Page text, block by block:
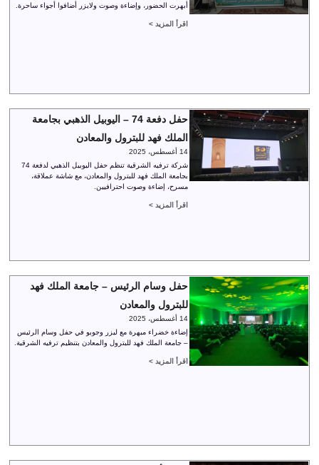
أبهرت الحضور، وإضاءة وصوت ولايزر أضافوا أجواء ساحرة.
اقرأ المزيد >
حفل دفعة 74 – اليوبيل الذهبي بجامعة
الملك فهد للبترول والمعادن
14 أغسطس، 2025
شركة ترفيه الشرقية تنظم حفل اليوبيل الذهبي لدفعة 74
بجامعة الملك فهد للبترول والمعادن، مع شاشة عملاقة،
مسرح، إضاءة وصوت احترافيين.
اقرأ المزيد >
حفل وسام الرئيس – جامعة الملك فهد
للبترول والمعادن
14 أغسطس، 2025
إضاءة خضراء مبهرة مع ليزر وجوبو في حفل وسام الرئيس
– جامعة الملك فهد للبترول والمعادن بتنظيم ترفيه الشرقية.
اقرأ المزيد >